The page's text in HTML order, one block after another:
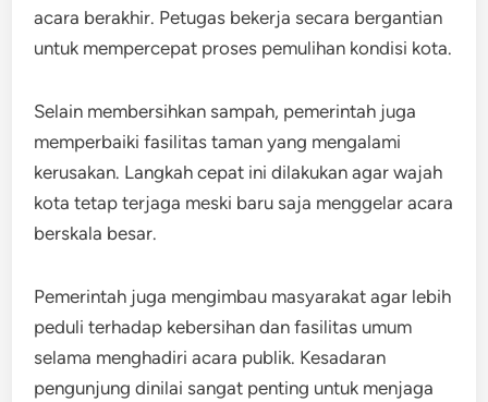
acara berakhir. Petugas bekerja secara bergantian
untuk mempercepat proses pemulihan kondisi kota.
Selain membersihkan sampah, pemerintah juga
memperbaiki fasilitas taman yang mengalami
kerusakan. Langkah cepat ini dilakukan agar wajah
kota tetap terjaga meski baru saja menggelar acara
berskala besar.
Pemerintah juga mengimbau masyarakat agar lebih
peduli terhadap kebersihan dan fasilitas umum
selama menghadiri acara publik. Kesadaran
pengunjung dinilai sangat penting untuk menjaga